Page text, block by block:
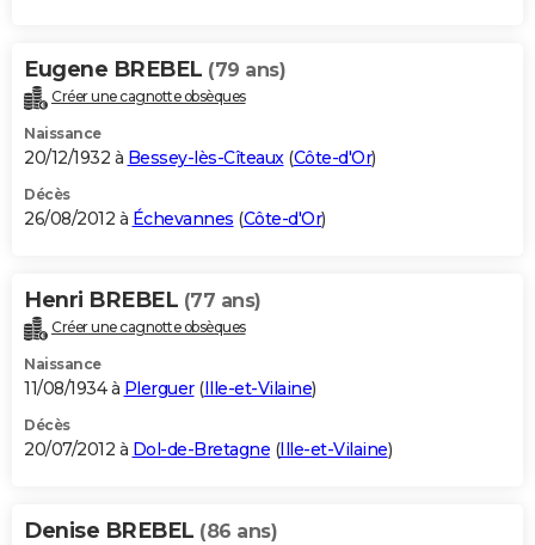
Eugene BREBEL (79 ans)
Créer une cagnotte obsèques
Naissance
20/12/1932 à Bessey-lès-Cîteaux(Côte-d'Or)
Décès
26/08/2012 à Échevannes (Côte-d'Or)
Henri BREBEL (77 ans)
Créer une cagnotte obsèques
Naissance
11/08/1934 à Plerguer(Ille-et-Vilaine)
Décès
20/07/2012 à Dol-de-Bretagne (Ille-et-Vilaine)
Denise BREBEL (86 ans)